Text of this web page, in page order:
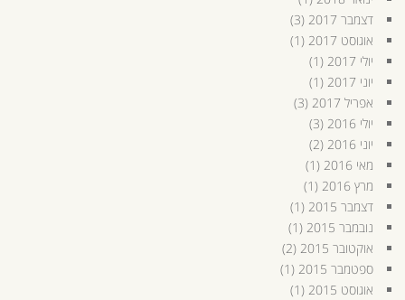
דצמבר 2017
(3)
אוגוסט 2017
(1)
יולי 2017
(1)
יוני 2017
(1)
אפריל 2017
(3)
יולי 2016
(3)
יוני 2016
(2)
מאי 2016
(1)
מרץ 2016
(1)
דצמבר 2015
(1)
נובמבר 2015
(1)
אוקטובר 2015
(2)
ספטמבר 2015
(1)
אוגוסט 2015
(1)